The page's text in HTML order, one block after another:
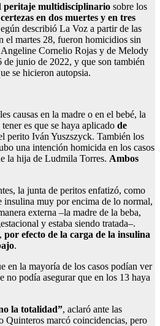
peritaje multidisciplinario sobre los
certezas en dos muertes y en tres
describió La Voz a partir de las
el martes 28, fueron homicidios sin
Angeline Cornelio Rojas y de Melody
junio de 2022, y que son también
se hicieron autopsia.
causas en la madre o en el bebé, la
es que se haya aplicado de
perito Iván Yuszszyck. También los
una intención homicida en los casos
la hija de Ludmila Torres. Ambos
la junta de peritos enfatizó, como
insulina muy por encima de lo normal,
externa –la madre de la beba,
y estaba siendo tratada–.
por efecto de la carga de la insulina
.
en la mayoría de los casos podían ver
no podía asegurar que en los 13 haya
la totalidad”, aclaró ante las
Quinteros marcó coincidencias, pero